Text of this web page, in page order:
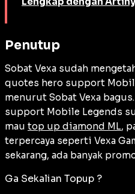
Penutup
Sobat Vexa sudah
quotes hero support
menurut Sobat Vexa
support Mobile Legends
mau top up diamond ML,
terpercaya seperti Vexa
sekarang, ada banyak
Ga Sekalian Topup ?